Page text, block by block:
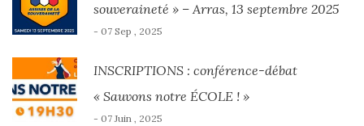
souveraineté » – Arras, 13 septembre 2025
- 07 Sep , 2025
INSCRIPTIONS : conférence-débat
« Sauvons notre ÉCOLE ! »
- 07 Juin , 2025